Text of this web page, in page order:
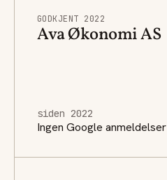
GODKJENT 2022
Ava Økonomi AS
siden 2022
Ingen Google anmeldelser